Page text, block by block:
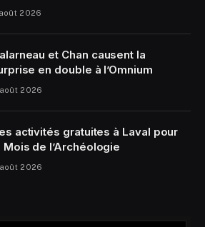
2026
et Chan causent la
en double à l’Omnium
2026
activités gratuites à Laval pour
Mois de l’Archéologie
2026